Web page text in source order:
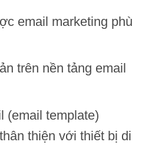
email marketing phù
trên nền tảng email
(email template)
thiện với thiết bị di